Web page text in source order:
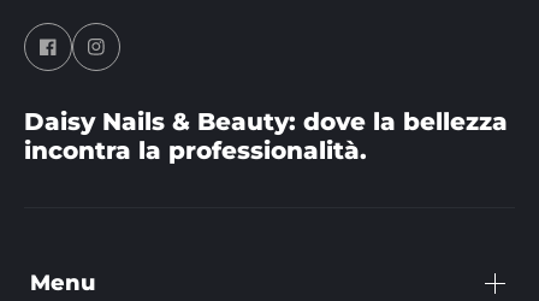
Daisy Nails & Beauty: dove la bellezza
incontra la professionalità.
Menu